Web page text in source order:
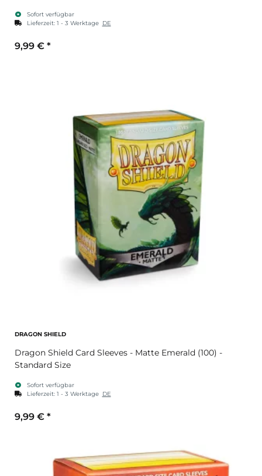
Sofort verfügbar
Lieferzeit: 1 - 3 Werktage DE
9,99 € *
DRAGON SHIELD
Dragon Shield Card Sleeves - Matte Emerald (100) -
Standard Size
Sofort verfügbar
Lieferzeit: 1 - 3 Werktage DE
9,99 € *